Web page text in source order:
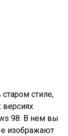
стиле,
98. В нем вы
изображают